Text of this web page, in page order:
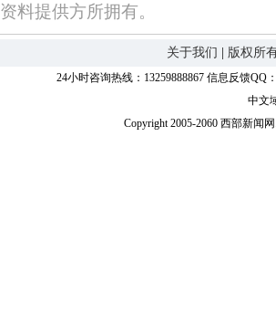
料提供方所拥有。
关于我们 版权所
24小时咨询热线：13259888867 信息反馈QQ
中文
Copyright 2005-2060 西部新闻